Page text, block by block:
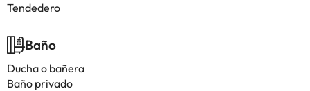
Tendedero
Baño
Ducha o bañera
Baño privado